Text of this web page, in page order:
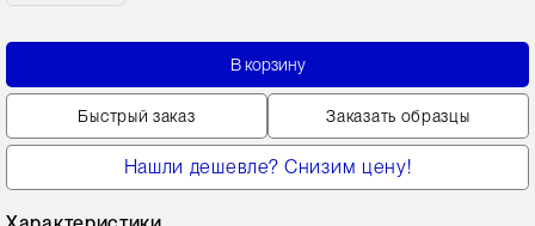
В корзину
Быстрый заказ Заказать образцы
Нашли дешевле? Снизим цену!